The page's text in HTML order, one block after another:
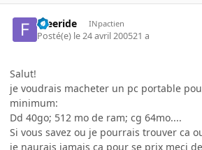
Freeride INpactien
Posté(e) le 24 avril 200521 a
Salut!
je voudrais macheter un pc portable
minimum:
Dd 40go; 512 mo de ram; cg 64mo....
Si vous savez ou je pourrais trouver ca
je naurais jamais ca pour se prix meci